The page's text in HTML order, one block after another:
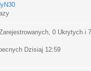
0 Ukrytych i
Dzisiaj 12:59